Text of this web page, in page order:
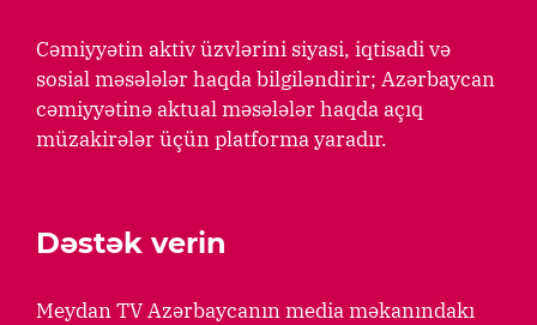
Cəmiyyətin aktiv üzvlərini siyasi, iqtisadi və
sosial məsələlər haqda bilgiləndirir; Azərbaycan
cəmiyyətinə aktual məsələlər haqda açıq
müzakirələr üçün platforma yaradır.
Dəstək verin
Meydan TV Azərbaycanın media məkanındakı